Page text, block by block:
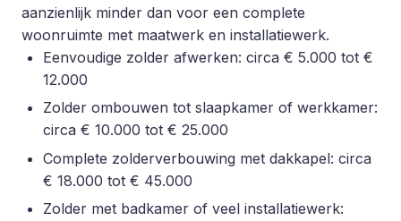
aanzienlijk minder dan voor een complete
woonruimte met maatwerk en installatiewerk.
Eenvoudige zolder afwerken: circa € 5.000 tot €
12.000
Zolder ombouwen tot slaapkamer of werkkamer:
circa € 10.000 tot € 25.000
Complete zolderverbouwing met dakkapel: circa
€ 18.000 tot € 45.000
Zolder met badkamer of veel installatiewerk: